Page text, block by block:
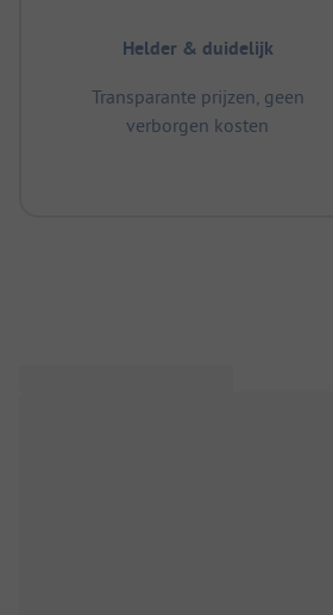
Helder & duidelijk
Transparante prijzen, geen
verborgen kosten